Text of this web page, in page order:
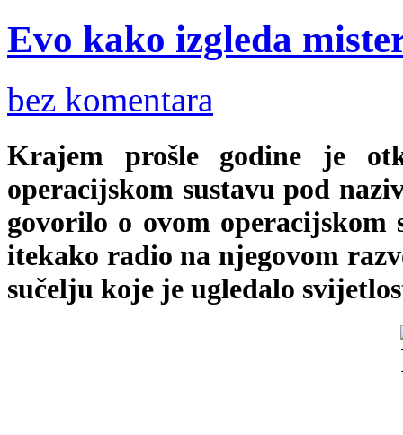
Evo kako izgleda
bez komentara
Krajem prošle godine je
operacijskom sustavu pod
govorilo o ovom operacijskom
itekako radio na njegovom
sučelju koje je ugledalo